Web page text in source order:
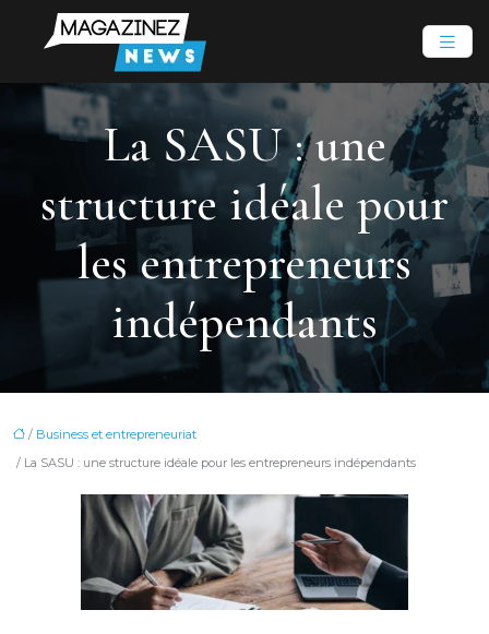
La SASU : une
structure idéale pour
les entrepreneurs
indépendants
/ Business et entrepreneuriat
/ La SASU : une structure idéale pour les entrepreneurs indépendants